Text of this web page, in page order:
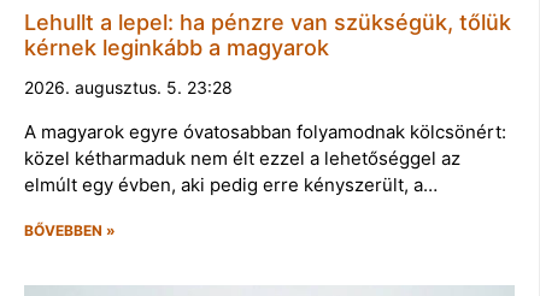
Lehullt a lepel: ha pénzre van szükségük, tőlük
kérnek leginkább a magyarok
2026. augusztus. 5. 23:28
A magyarok egyre óvatosabban folyamodnak kölcsönért:
közel kétharmaduk nem élt ezzel a lehetőséggel az
elmúlt egy évben, aki pedig erre kényszerült, a…
BŐVEBBEN »